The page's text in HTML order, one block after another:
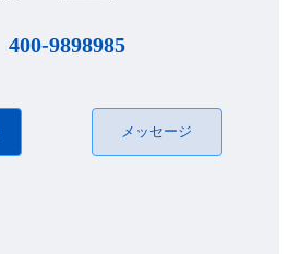
400-9898985
メッセージ